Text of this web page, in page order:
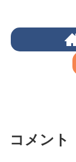
コメント